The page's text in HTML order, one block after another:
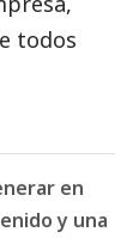
todos
en
y una